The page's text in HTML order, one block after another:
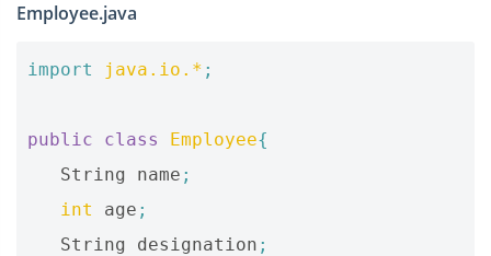
Employee.java
import java.io.* ;
public class Employee{
String
name ;
int
age ;
String
designation ;